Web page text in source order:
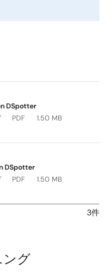
DSpotter
PDF
1.50 MB
DSpotter
PDF
1.50 MB
3件
ング